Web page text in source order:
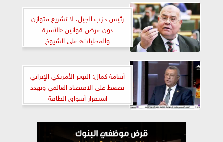
رئيس حزب الجيل: لا تشريع متوازن
دون عرض قوانين «الأسرة
والمحليات» على الشيوخ
أسامة كمال: التوتر الأمريكي الإيراني
يضغط على الاقتصاد العالمي ويهدد
استقرار أسواق الطاقة